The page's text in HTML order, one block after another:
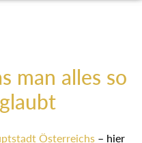
man alles so
Österreichs – hier